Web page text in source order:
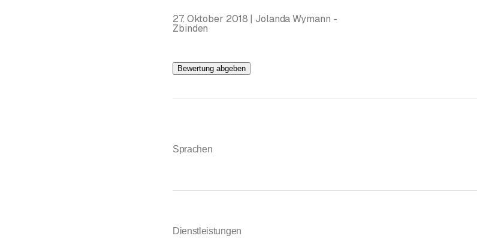
27. Oktober 2018 | Jolanda Wymann -
Zbinden
Bewertung abgeben
Sprachen
Dienstleistungen